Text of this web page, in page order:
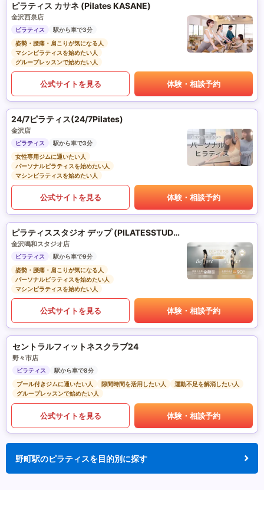
ピラティス カサネ (Pilates KASANE)
金沢西泉店
ピラティス
駅から車で3分
姿勢・腰痛・肩こりが気になる人
マシンピラティスを始めたい人
グループレッスンで始めたい人
公式サイトを見る 体験・相談予約
24/7ピラティス(24/7Pilates)
金沢店
ピラティス
駅から車で3分
女性専用ジムに通いたい人
パーソナルピラティスを始めたい人
マシンピラティスを始めたい人
公式サイトを見る 体験・相談予約
ピラティススタジオ デップ (PILATESSTUDIO DEP)
金沢鳴和スタジオ店
ピラティス
駅から車で9分
姿勢・腰痛・肩こりが気になる人
パーソナルピラティスを始めたい人
マシンピラティスを始めたい人
公式サイトを見る 体験・相談予約
セントラルフィットネスクラブ24
野々市店
ピラティス
駅から車で8分
プール付きジムに通いたい人
隙間時間を活用したい人
運動不足を解消したい人
グループレッスンで始めたい人
公式サイトを見る 体験・相談予約
野町駅のピラティスを目的別に探す